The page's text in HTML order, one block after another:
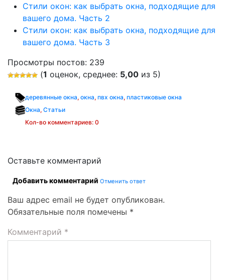
Стили окон: как выбрать окна, подходящие для
вашего дома. Часть 2
Стили окон: как выбрать окна, подходящие для
вашего дома. Часть 3
Просмотры постов: 239
(1 оценок, среднее: 5,00 из 5)
деревянные окна, окна, пвх окна, пластиковые окна
Окна, Статьи
Кол-во комментариев: 0
Оставьте комментарий
Добавить комментарий Отменить ответ
Ваш адрес email не будет опубликован.
Обязательные поля помечены *
Комментарий *